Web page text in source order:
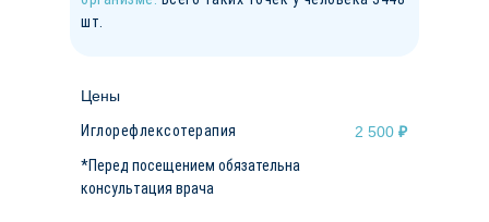
шт.
Цены
2 500 ₽
Иглорефлексотерапия
*Перед посещением обязательна
консультация врача